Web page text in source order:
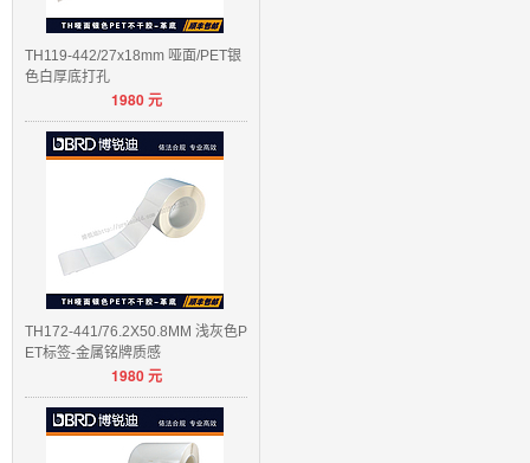
TH119-442/27x18mm 哑面/PET银
色白厚底打孔
1980元
TH172-441/76.2X50.8MM 浅灰色P
ET标签-金属铭牌质感
1980元